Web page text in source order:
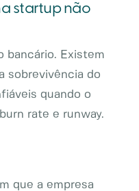
startup não
bancário. Existem
sobrevivência do
quando o
rate e runway.
que a empresa